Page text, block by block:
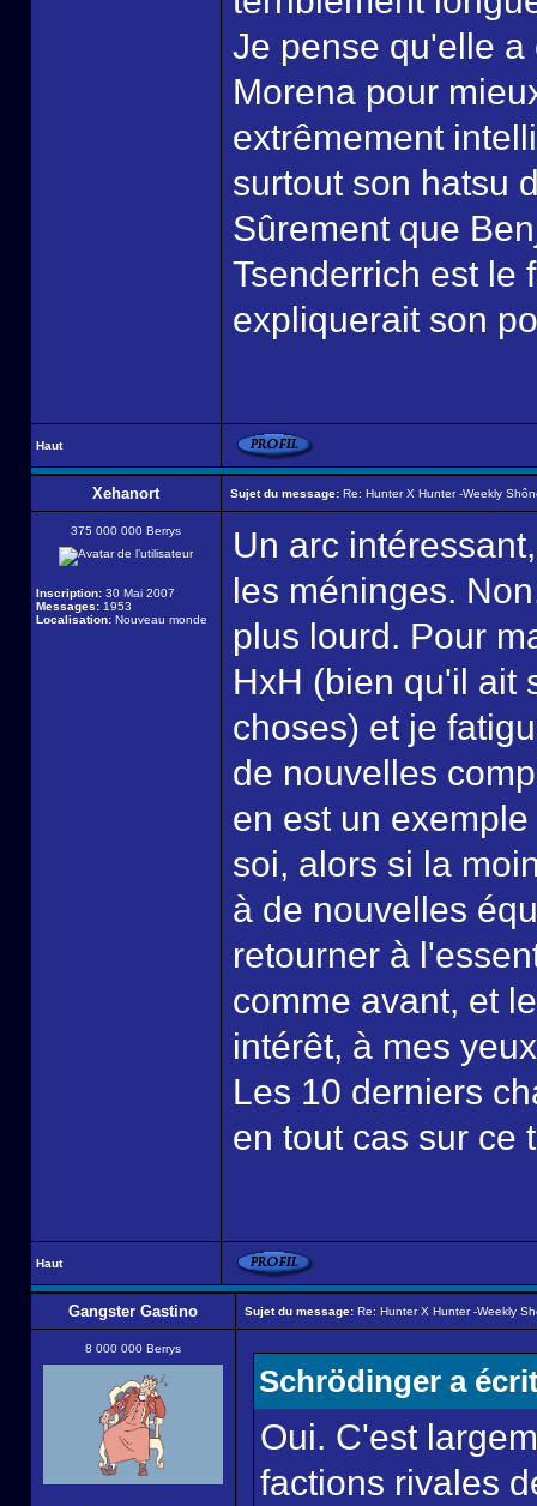
Je pense qu'elle
Morena pour
extrêmement
surtout son hatsu
Sûrement que
Tsenderrich est le
expliquerait son
Haut
Xehanort Sujet du message: Re: Hunter X Hunter -Weekly
375 000 000 Berrys
Inscription: 30 Mai 2007
Messages: 1953
Localisation: Nouveau monde
Un arc
les méninges.
plus lourd. Pour
HxH (bien qu'il ait
choses) et je
de nouvelles
en est un
soi, alors si la
à de nouvelles
retourner à
comme avant, et
intérêt, à mes
Les 10 derniers
en tout cas sur ce
Haut
Gangster Gastino Sujet du message: Re: Hunter X Hunter -Weekly
8 000 000 Berrys
Schrödinger a
Oui. C'est
factions rivales